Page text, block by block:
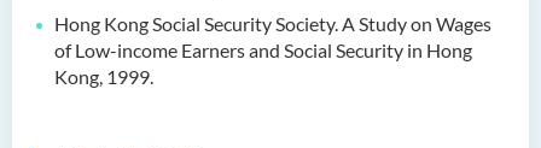
Hong Kong Social Security Society. A Study on Wages
of Low-income Earners and Social Security in Hong
Kong, 1999.